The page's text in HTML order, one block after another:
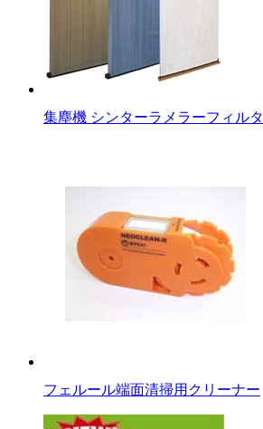
集塵機 シンターラメラーフィルタ
フェルール端面清掃用クリーナー